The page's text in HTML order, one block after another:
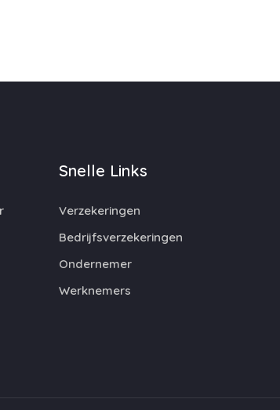
Snelle Links
Verzekeringen
Bedrijfsverzekeringen
Ondernemer
Werknemers